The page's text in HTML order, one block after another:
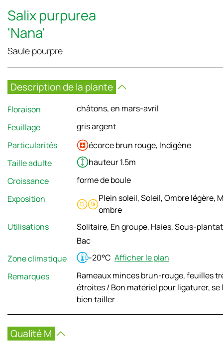
Salix purpurea
'Nana'
Saule pourpre
Description de la plante
Floraison
châtons, en mars-avril
Feuillage
gris argent
Particularités
écorce brun rouge, Indigène
Taille adulte
hauteur 1.5m
Croissance
forme de boule
Exposition
Plein soleil, Soleil, Ombre légère,
ombre
Utilisations
Solitaire, En groupe, Haies, Sous-
Bac
Zone climatique
-20°C Afficher le plan
Remarques
Rameaux minces brun-rouge, feuilles
étroites / Bon matériel pour ligaturer, se
bien tailler
Qualité M